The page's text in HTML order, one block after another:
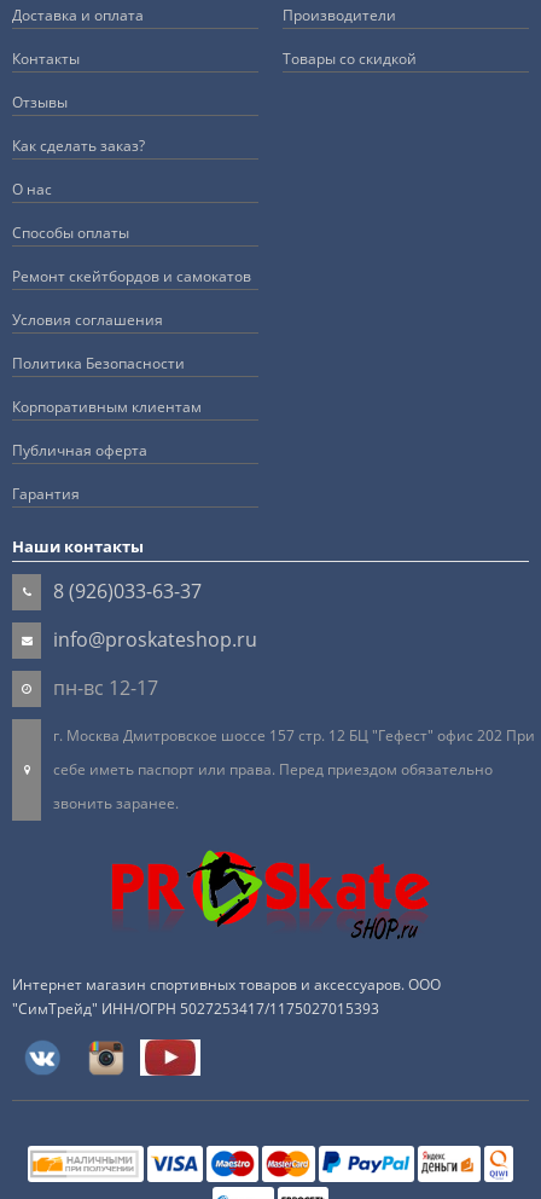
Доставка и оплата
Контакты
Отзывы
Как сделать заказ?
О нас
Способы оплаты
Ремонт скейтбордов и самокатов
Условия соглашения
Политика Безопасности
Корпоративным клиентам
Публичная оферта
Гарантия
Производители
Товары со скидкой
Наши контакты
8 (926)033-63-37
info@proskateshop.ru
пн-вс 12-17
г. Москва Дмитровское шоссе 157 стр. 12 БЦ "Гефест" офис 202 При
себе иметь паспорт или права. Перед приездом обязательно
звонить заранее.
Интернет магазин спортивных товаров и аксессуаров. ООО
"СимТрейд" ИНН/ОГРН 5027253417/1175027015393